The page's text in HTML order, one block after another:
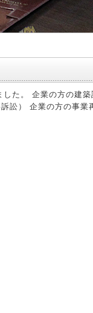
た。 企業の方の建築
訟） 企業の方の事業